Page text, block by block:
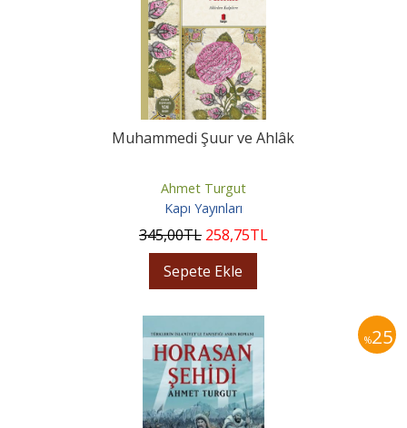
Muhammedi Şuur ve Ahlâk
Ahmet Turgut
Kapı Yayınları
345,00TL 258,75TL
Sepete Ekle
%25